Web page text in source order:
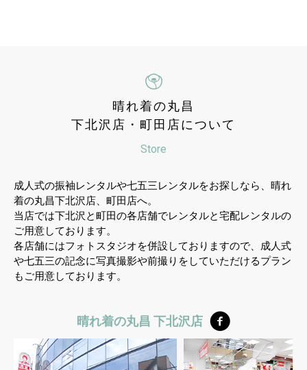
晴れ着の丸昌
下北沢店・町田店について
Store
成人式の振袖レンタルや七五三レンタルをお探しなら、晴れ
着の丸昌下北沢店、町田店へ。
当店では下北沢と町田の各店舗でレンタルと宅配レンタルの
ご用意しております。
各店舗にはフォトスタジオを併設しておりますので、成人式
や七五三の記念に写真撮影や前撮りをしていただけるプラン
もご用意しております。
晴れ着の丸昌 下北沢店